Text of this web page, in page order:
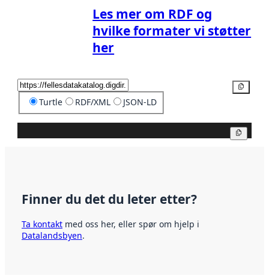
Les mer om RDF og
hvilke formater vi støtter
her
Turtle RDF/XML JSON-LD
Finner du det du leter etter?
Ta kontakt med oss her, eller spør om hjelp i
Datalandsbyen.